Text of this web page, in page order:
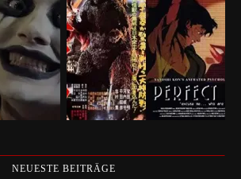
NEUESTE BEITRÄGE